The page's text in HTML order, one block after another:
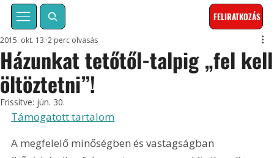
FELIRATKOZÁS
Házunkat tetőtől-talpig „fel kell
öltöztetni”!
2015. okt. 13. 2 perc olvasás
Frissítve: jún. 30.
Támogatott tartalom
A megfelelő minőségben és vastagságban